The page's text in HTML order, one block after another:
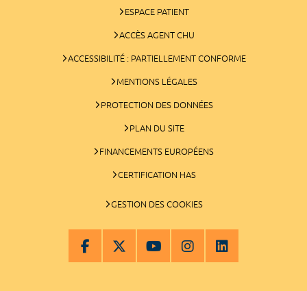
ESPACE PATIENT
ACCÈS AGENT CHU
ACCESSIBILITÉ : PARTIELLEMENT CONFORME
MENTIONS LÉGALES
PROTECTION DES DONNÉES
PLAN DU SITE
FINANCEMENTS EUROPÉENS
CERTIFICATION HAS
GESTION DES COOKIES